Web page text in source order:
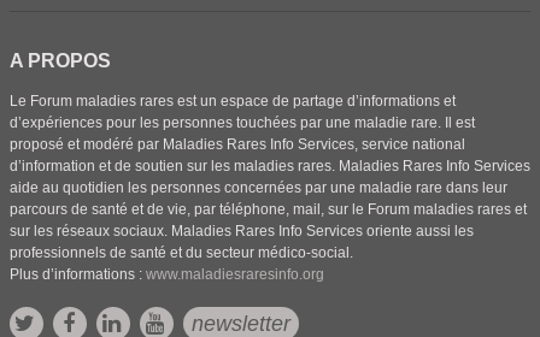
A PROPOS
Le Forum maladies rares est un espace de partage d’informations et
d’expériences pour les personnes touchées par une maladie rare. Il est
proposé et modéré par Maladies Rares Info Services, service national
d’information et de soutien sur les maladies rares. Maladies Rares Info Services
aide au quotidien les personnes concernées par une maladie rare dans leur
parcours de santé et de vie, par téléphone, mail, sur le Forum maladies rares et
sur les réseaux sociaux. Maladies Rares Info Services oriente aussi les
professionnels de santé et du secteur médico-social.
Plus d’informations : www.maladiesraresinfo.org
newsletter